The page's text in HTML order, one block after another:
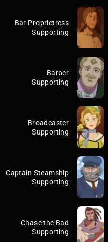
Bar Proprietress
Supporting
Barber
Supporting
Broadcaster
Supporting
Captain Steamship
Supporting
Chase the Bad
Supporting